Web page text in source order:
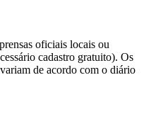
oficiais locais ou
cadastro gratuito). Os
de acordo com o diário